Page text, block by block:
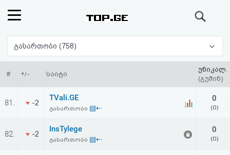
რეიტინგი
(მთავარი)
ფოსტა
პასუხი
გასართობი (758)
# +/- საიტი
უნიკალ.
(გუშინ)
81. -2
TVali.GE
გასართობი ▤⇠
0
(0)
82. -2
InsTylege
გასართობი ▤⇠
0
(0)